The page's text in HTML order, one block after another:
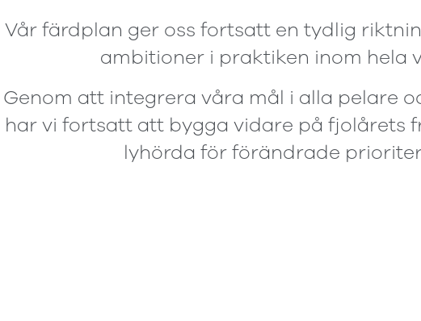
Vår färdplan ger oss fortsatt en tydlig
ambitioner i praktiken inom hela
Genom att integrera våra mål i alla pelare
har vi fortsatt att bygga vidare på fjolårets
lyhörda för förändrade